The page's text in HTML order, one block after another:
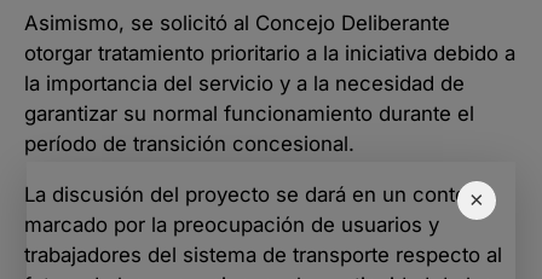
×
Asimismo, se solicitó al Concejo Deliberante
otorgar tratamiento prioritario a la iniciativa debido a
la importancia del servicio y a la necesidad de
garantizar su normal funcionamiento durante el
período de transición concesional.
La discusión del proyecto se dará en un contexto
marcado por la preocupación de usuarios y
trabajadores del sistema de transporte respecto al